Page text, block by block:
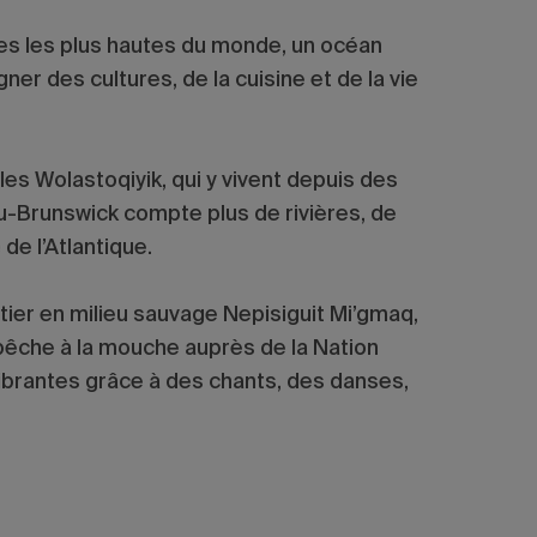
les plus hautes du monde, un océan
des cultures, de la cuisine et de la vie
Wolastoqiyik, qui y vivent depuis des
Brunswick compte plus de rivières, de
l’Atlantique.
en milieu sauvage Nepisiguit Mi’gmaq,
à la mouche auprès de la Nation
grâce à des chants, des danses,